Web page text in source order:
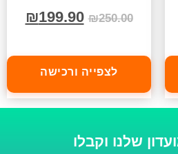
₪250.00
₪199.90
לצפייה ורכישה
שלנו וקבלו